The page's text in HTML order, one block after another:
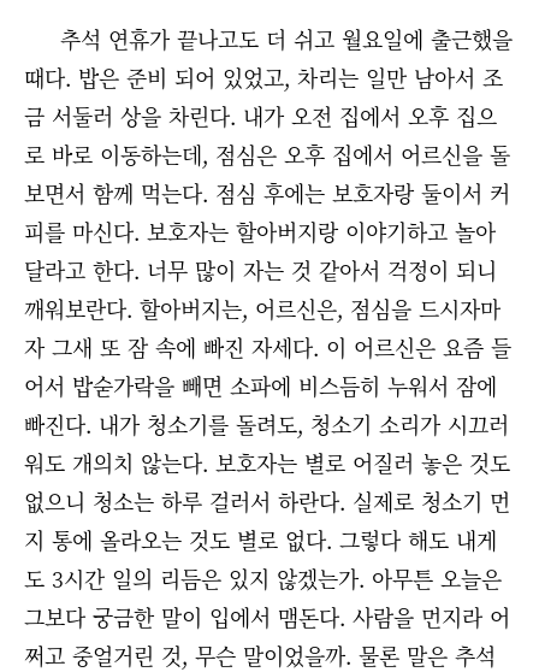
추석 연휴가 끝나고도 더 쉬고 월요일에 출근했을
때다. 밥은 준비 되어 있었고, 차리는 일만 남아서 조
금 서둘러 상을 차린다. 내가 오전 집에서 오후 집으
로 바로 이동하는데, 점심은 오후 집에서 어르신을 돌
보면서 함께 먹는다. 점심 후에는 보호자랑 둘이서 커
피를 마신다. 보호자는 할아버지랑 이야기하고 놀아
달라고 한다. 너무 많이 자는 것 같아서 걱정이 되니
깨워보란다. 할아버지는, 어르신은, 점심을 드시자마
자 그새 또 잠 속에 빠진 자세다. 이 어르신은 요즘 들
어서 밥숟가락을 빼면 소파에 비스듬히 누워서 잠에
빠진다. 내가 청소기를 돌려도, 청소기 소리가 시끄러
워도 개의치 않는다. 보호자는 별로 어질러 놓은 것도
없으니 청소는 하루 걸러서 하란다. 실제로 청소기 먼
지 통에 올라오는 것도 별로 없다. 그렇다 해도 내게
도 3시간 일의 리듬은 있지 않겠는가. 아무튼 오늘은
그보다 궁금한 말이 입에서 맴돈다. 사람을 먼지라 어
쩌고 중얼거린 것, 무슨 말이었을까. 물론 말은 추석